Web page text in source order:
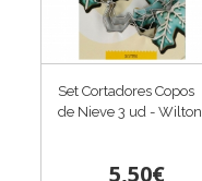
Set Cortadores Copos
de Nieve 3 ud - Wilton
5,50€